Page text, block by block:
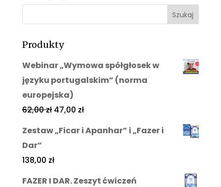
Produkty
Webinar „Wymowa spółgłosek w
języku portugalskim” (norma
europejska)
62,00zł 47,00 zł
Zestaw „Ficar i Apanhar” i „Fazer i
Dar”
138,00 zł
FAZER I DAR. Zeszyt ćwiczeń